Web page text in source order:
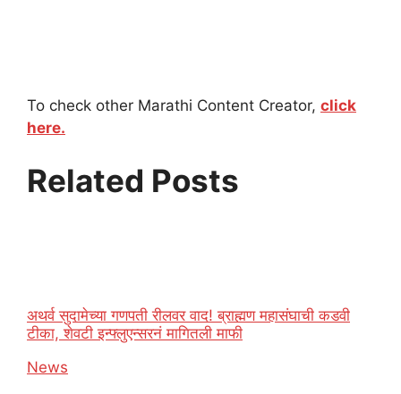
To check other Marathi Content Creator, click
here.
Related Posts
अथर्व सुदामेच्या गणपती रीलवर वाद! ब्राह्मण महासंघाची कडवी
टीका, शेवटी इन्फ्लुएन्सरनं मागितली माफी
In relation to
News